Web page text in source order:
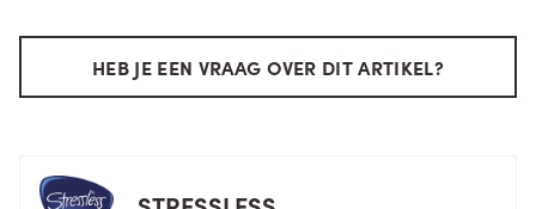
HEB JE EEN VRAAG OVER DIT ARTIKEL?